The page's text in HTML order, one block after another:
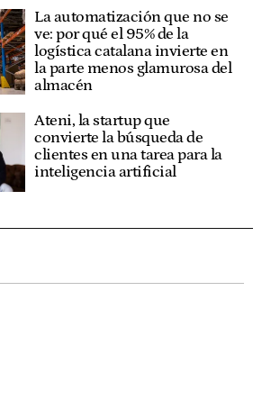
La automatización que no se
ve: por qué el 95% de la
logística catalana invierte en
la parte menos glamurosa del
almacén
Ateni, la startup que
convierte la búsqueda de
clientes en una tarea para la
inteligencia artificial